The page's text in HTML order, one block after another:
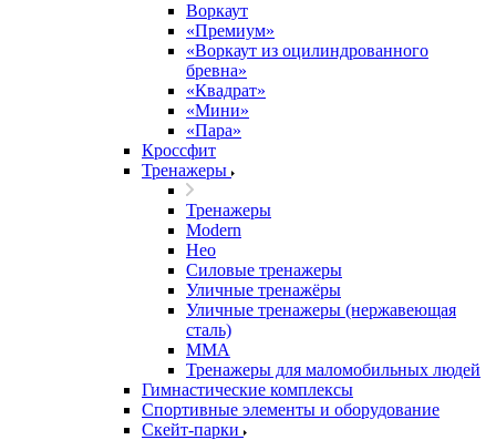
Воркаут
«Премиум»
«Воркаут из оцилиндрованного
бревна»
«Квадрат»
«Мини»
«Пара»
Кроссфит
Тренажеры
Тренажеры
Modern
Нео
Силовые тренажеры
Уличные тренажёры
Уличные тренажеры (нержавеющая
сталь)
ММА
Тренажеры для маломобильных людей
Гимнастические комплексы
Спортивные элементы и оборудование
Скейт-парки